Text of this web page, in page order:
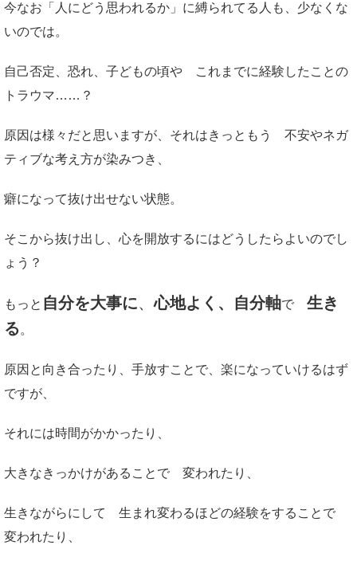
今なお「人にどう思われるか」に縛られてる人も、少なくな
いのでは。
自己否定、恐れ、子どもの頃や これまでに経験したことの
トラウマ……？
原因は様々だと思いますが、それはきっともう 不安やネガ
ティブな考え方が染みつき、
癖になって抜け出せない状態。
そこから抜け出し、心を開放するにはどうしたらよいのでし
ょう？
もっと 自分を大事に、心地よく、自分軸で 生き
る 。
原因と向き合ったり、手放すことで、楽になっていけるはず
ですが、
それには時間がかかったり、
大きなきっかけがあることで 変われたり、
生きながらにして 生まれ変わるほどの経験をすることで
変われたり、